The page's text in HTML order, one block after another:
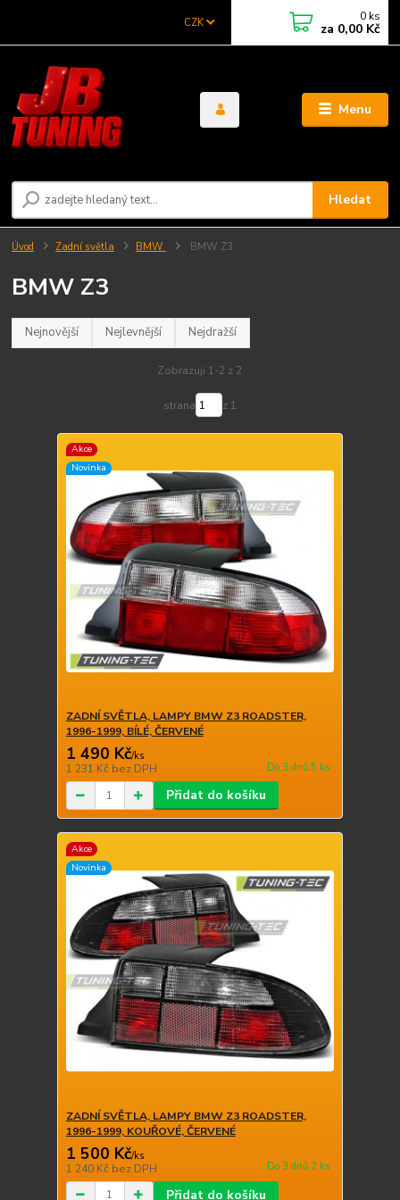
Menu
CZK
Hledat
0 ks
za 0,00 Kč
Úvod Zadní světla BMW BMW Z3
BMW Z3
Nejnovější Nejlevnější Nejdražší
Zobrazuji 1-2 z 2
strana z 1
Akce
Novinka
ZADNÍ SVĚTLA, LAMPY BMW Z3 ROADSTER,
1996-1999, BÍLÉ, ČERVENÉ
1 490 Kč/ks
1 231 Kč bez DPH Do 3 dnů 5 ks
Přidat do košíku
Akce
Novinka
ZADNÍ SVĚTLA, LAMPY BMW Z3 ROADSTER,
1996-1999, KOUŘOVÉ, ČERVENÉ
1 500 Kč/ks
1 240 Kč bez DPH Do 3 dnů 2 ks
Přidat do košíku